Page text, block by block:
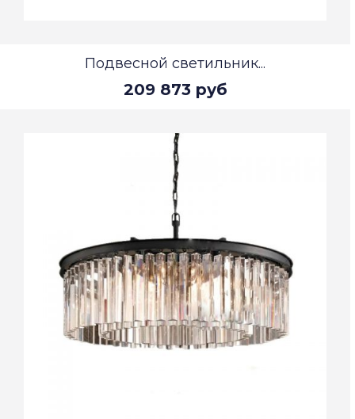
Подвесной светильник...
209 873 руб